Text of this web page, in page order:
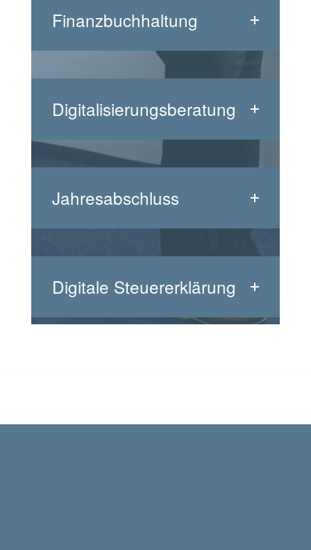
Finanzbuchhaltung
Digitalisierungsberatung
Jahresabschluss
Digitale Steuererklärung